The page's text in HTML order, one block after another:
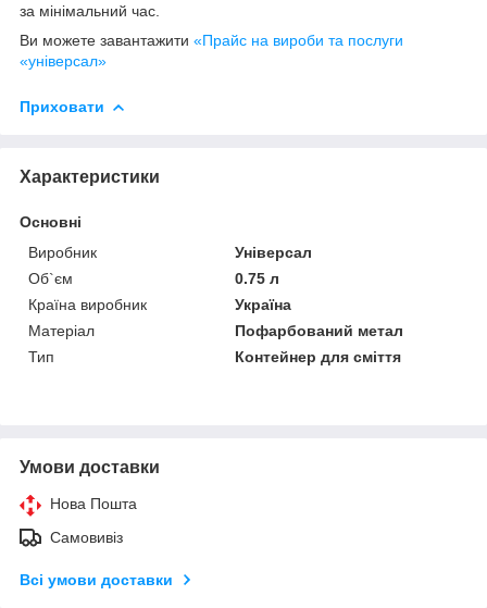
за мінімальний час.
Ви можете завантажити «Прайс на вироби та послуги
«універсал»
Приховати
Характеристики
Основні
Виробник
Універсал
Об`єм
0.75 л
Країна виробник
Україна
Матеріал
Пофарбований метал
Тип
Контейнер для сміття
Умови доставки
Нова Пошта
Самовивіз
Всі умови доставки